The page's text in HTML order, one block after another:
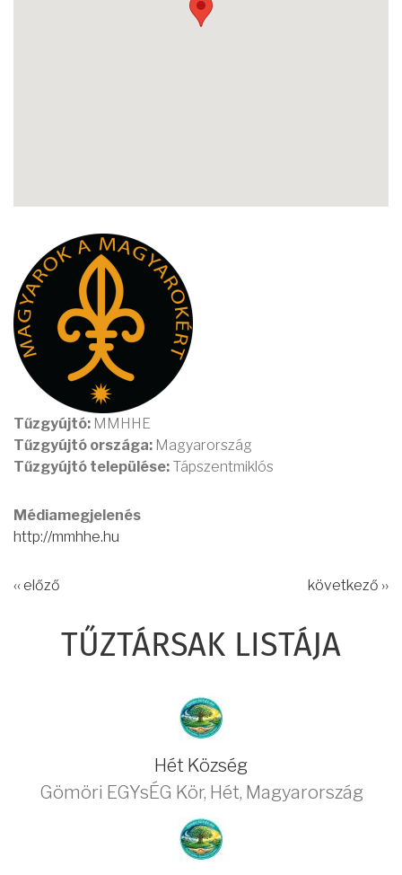
Tűzgyújtó: MMHHE
Tűzgyújtó országa: Magyarország
Tűzgyújtó települése: Tápszentmiklós
Médiamegjelenés
http://mmhhe.hu
‹‹ előző következő ››
TŰZTÁRSAK LISTÁJA
Hét Község
Gömöri EGYsÉG Kör, Hét, Magyarország